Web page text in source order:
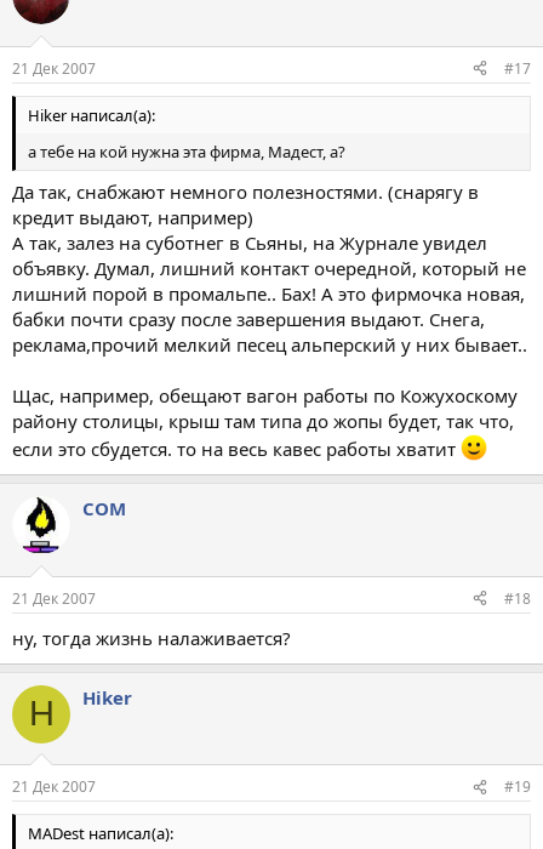
21 Дек 2007 #17
Hiker написал(а):
а тебе на кой нужна эта фирма, Мадест, а?
Да так, снабжают немного полезностями. (снарягу в
кредит выдают, например)
А так, залез на суботнег в Сьяны, на Журнале увидел
объявку. Думал, лишний контакт очередной, который не
лишний порой в промальпе.. Бах! А это фирмочка новая,
бабки почти сразу после завершения выдают. Снега,
реклама,прочий мелкий песец альперский у них бывает..
Щас, например, обещают вагон работы по Кожухоскому
району столицы, крыш там типа до жопы будет, так что,
если это сбудется. то на весь кавес работы хватит
COM
21 Дек 2007 #18
ну, тогда жизнь налаживается?
H Hiker
21 Дек 2007 #19
MADest написал(а):